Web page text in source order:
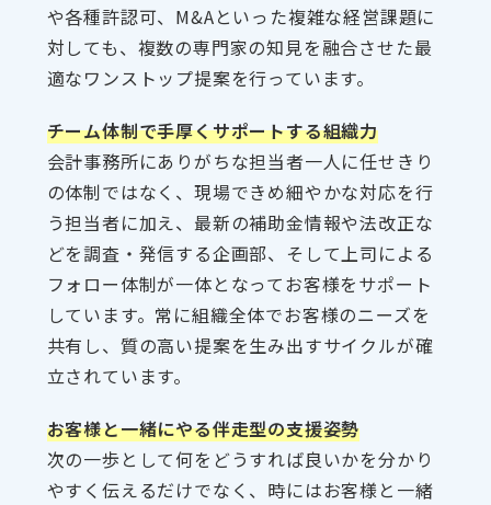
や各種許認可、M&Aといった複雑な経営課題に
対しても、複数の専門家の知見を融合させた最
適なワンストップ提案を行っています。
チーム体制で手厚くサポートする組織力
会計事務所にありがちな担当者一人に任せきり
の体制ではなく、現場できめ細やかな対応を行
う担当者に加え、最新の補助金情報や法改正な
どを調査・発信する企画部、そして上司による
フォロー体制が一体となってお客様をサポート
しています。常に組織全体でお客様のニーズを
共有し、質の高い提案を生み出すサイクルが確
立されています。
お客様と一緒にやる伴走型の支援姿勢
次の一歩として何をどうすれば良いかを分かり
やすく伝えるだけでなく、時にはお客様と一緒